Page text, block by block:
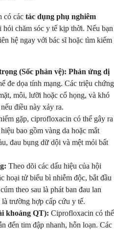
có các tác dụng phụ nghiêm
hỏi chăm sóc y tế kịp thời. Nếu bạn
hệ ngay với bác sĩ hoặc tìm kiếm
(Sốc phản vệ): Phản ứng dị
đe dọa tính mạng. Các triệu chứng
môi, lưỡi hoặc cổ họng, và khó
điều này xảy ra.
gặp, ciprofloxacin có thể gây ra
bao gồm vàng da hoặc mắt
đau bụng dữ dội và mệt mỏi bất
Theo dõi các dấu hiệu của hội
hoại tử biểu bì nhiễm độc, bắt đầu
theo sau là phát ban đau lan
trường hợp cấp cứu y tế.
khoảng QT): Ciprofloxacin có thể
đến tim đập nhanh, hỗn loạn. Các